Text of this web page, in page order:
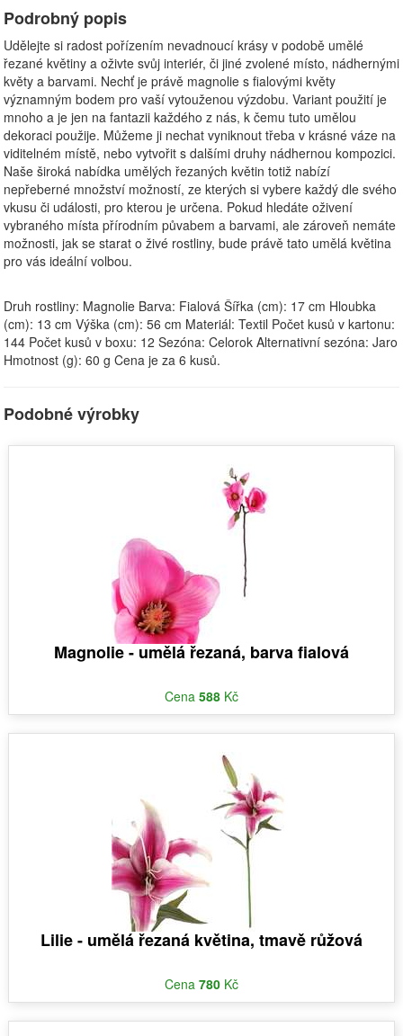
Podrobný popis
Udělejte si radost pořízením nevadnoucí krásy v podobě umělé
řezané květiny a oživte svůj interiér, či jiné zvolené místo, nádhernými
květy a barvami. Nechť je právě magnolie s fialovými květy
významným bodem pro vaší vytouženou výzdobu. Variant použití je
mnoho a je jen na fantazii každého z nás, k čemu tuto umělou
dekoraci použije. Můžeme ji nechat vyniknout třeba v krásné váze na
viditelném místě, nebo vytvořit s dalšími druhy nádhernou kompozici.
Naše široká nabídka umělých řezaných květin totiž nabízí
nepřeberné množství možností, ze kterých si vybere každý dle svého
vkusu či události, pro kterou je určena. Pokud hledáte oživení
vybraného místa přírodním půvabem a barvami, ale zároveň nemáte
možnosti, jak se starat o živé rostliny, bude právě tato umělá květina
pro vás ideální volbou.
Druh rostliny: Magnolie Barva: Fialová Šířka (cm): 17 cm Hloubka
(cm): 13 cm Výška (cm): 56 cm Materiál: Textil Počet kusů v kartonu:
144 Počet kusů v boxu: 12 Sezóna: Celorok Alternativní sezóna: Jaro
Hmotnost (g): 60 g Cena je za 6 kusů.
Podobné výrobky
Magnolie - umělá řezaná, barva fialová
Cena 588 Kč
Lilie - umělá řezaná květina, tmavě růžová
Cena 780 Kč